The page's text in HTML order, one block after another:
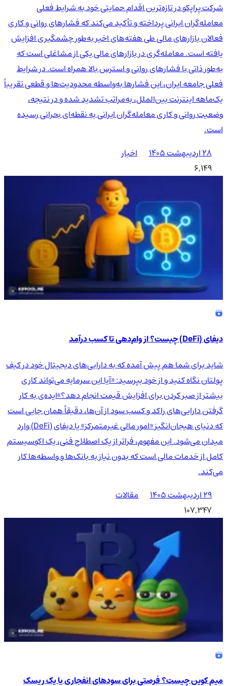
شرکت پراپکو در تازه‌ترین اقدام حمایتی خود به شرایط فعلی
معامله‌گران ایرانی پرداخته و تأکید می‌کند که فشارهای روانی و کاری
فعالان بازارهای مالی طی هفته‌های اخیر به‌طور چشمگیری افزایش
یافته است. معامله‌گری در بازارهای مالی یکی از مشاغلی است که
به‌طور ذاتی با فشارهای روانی و استرس بالا همراه است. در شرایط
فعلی جامعه ایران، این فشارها به‌واسطه محدودیت‌ها و قطعی تقریباً
یک‌ماهه اینترنت بین‌الملل، به‌مراتب تشدید شده و در نتیجه،
وضعیت روانی و کاری معامله‌گران ایرانی به نقطه‌ای بحرانی رسیده
است.
۲۸ اردیبهشت ۱۴۰۵
اخبار
6,149
دیفای (DeFi) چیست؟ از وام‌دهی تا کسب درآمد
شاید برای شما هم پیش آمده که به دارایی‌های دیجیتال خود در کیف
پولتان نگاه کنید و از خود بپرسید: «آیا این سرمایه می‌تواند کاری
بیشتر از صبر کردن برای افزایش قیمت انجام دهد؟»ایده‌ی به کار
گرفتن دارایی‌های راکد و کسب سود از آن‌ها، دقیقاً همان جایی است
که دنیای هیجان‌انگیز «امور مالی غیرمتمرکز» یا دیفای (DeFi) وارد
میدان می‌شود. این مفهوم، فراتر از یک اصطلاح فنی، یک اکوسیستم
کامل از خدمات مالی است که بدون نیاز به بانک‌ها و واسطه‌ها کار
می‌کند.
۲۹ اردیبهشت ۱۴۰۵
مقالات
107,347
میم کوین چیست؟ فرصتی برای سودهای انفجاری یا یک ریسک